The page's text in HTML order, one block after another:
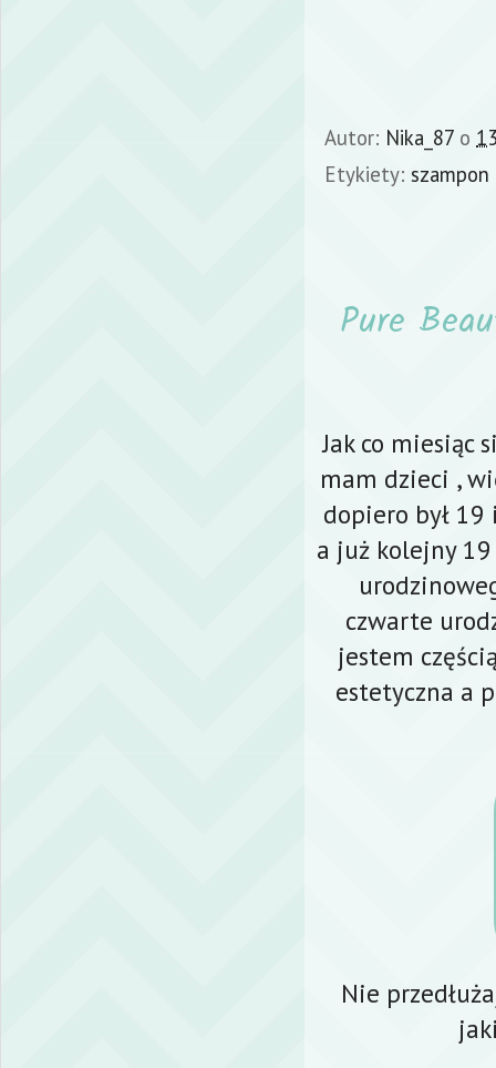
Autor: Nika_87 o
Etykiety: szampon
Pure
Jak co miesiąc
mam dzieci ,
dopiero był
a już kolejny
czwarte
jestem
estetyczna a
Nie